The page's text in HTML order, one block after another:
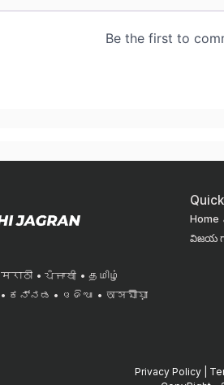
मराठी ਪੰਜਾਬੀ
தமிழ்
ಕನ್ನಡ ଓଡିଆ
অসমীয়া
Home
విజయ
Privacy Policy|